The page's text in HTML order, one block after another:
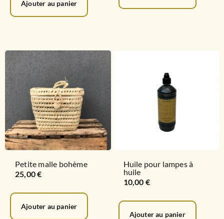
Ajouter au panier
Petite malle bohème
25,00€
Ajouter au panier
Huile pour lampes à
huile
10,00 €
Ajouter au panier